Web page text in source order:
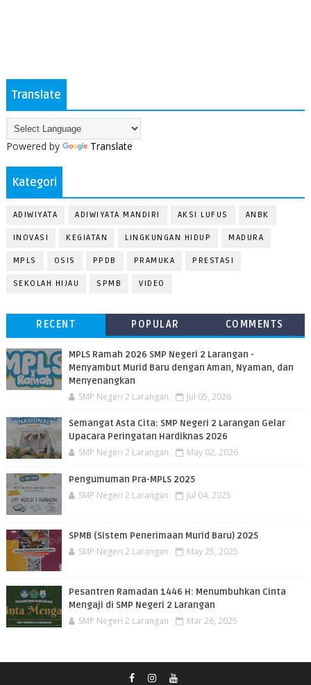
Translate
Powered by Translate
Kategori
ADIWIYATA ADIWIYATA MANDIRI AKSI LUFUS ANBK
INOVASI KEGIATAN LINGKUNGAN HIDUP MADURA
MPLS OSIS PPDB PRAMUKA PRESTASI
SEKOLAH HIJAU SPMB VIDEO
RECENT POPULAR COMMENTS
MPLS Ramah 2026 SMP Negeri 2 Larangan -
Menyambut Murid Baru dengan Aman, Nyaman, dan
Menyenangkan
SMP Negeri 2 Larangan Jul 05, 2026
Semangat Asta Cita: SMP Negeri 2 Larangan Gelar
Upacara Peringatan Hardiknas 2026
SMP Negeri 2 Larangan May 02, 2026
Pengumuman Pra-MPLS 2025
SMP Negeri 2 Larangan Jul 04, 2025
SPMB (Sistem Penerimaan Murid Baru) 2025
SMP Negeri 2 Larangan May 25, 2025
Pesantren Ramadan 1446 H: Menumbuhkan Cinta
Mengaji di SMP Negeri 2 Larangan
SMP Negeri 2 Larangan Mar 26, 2025